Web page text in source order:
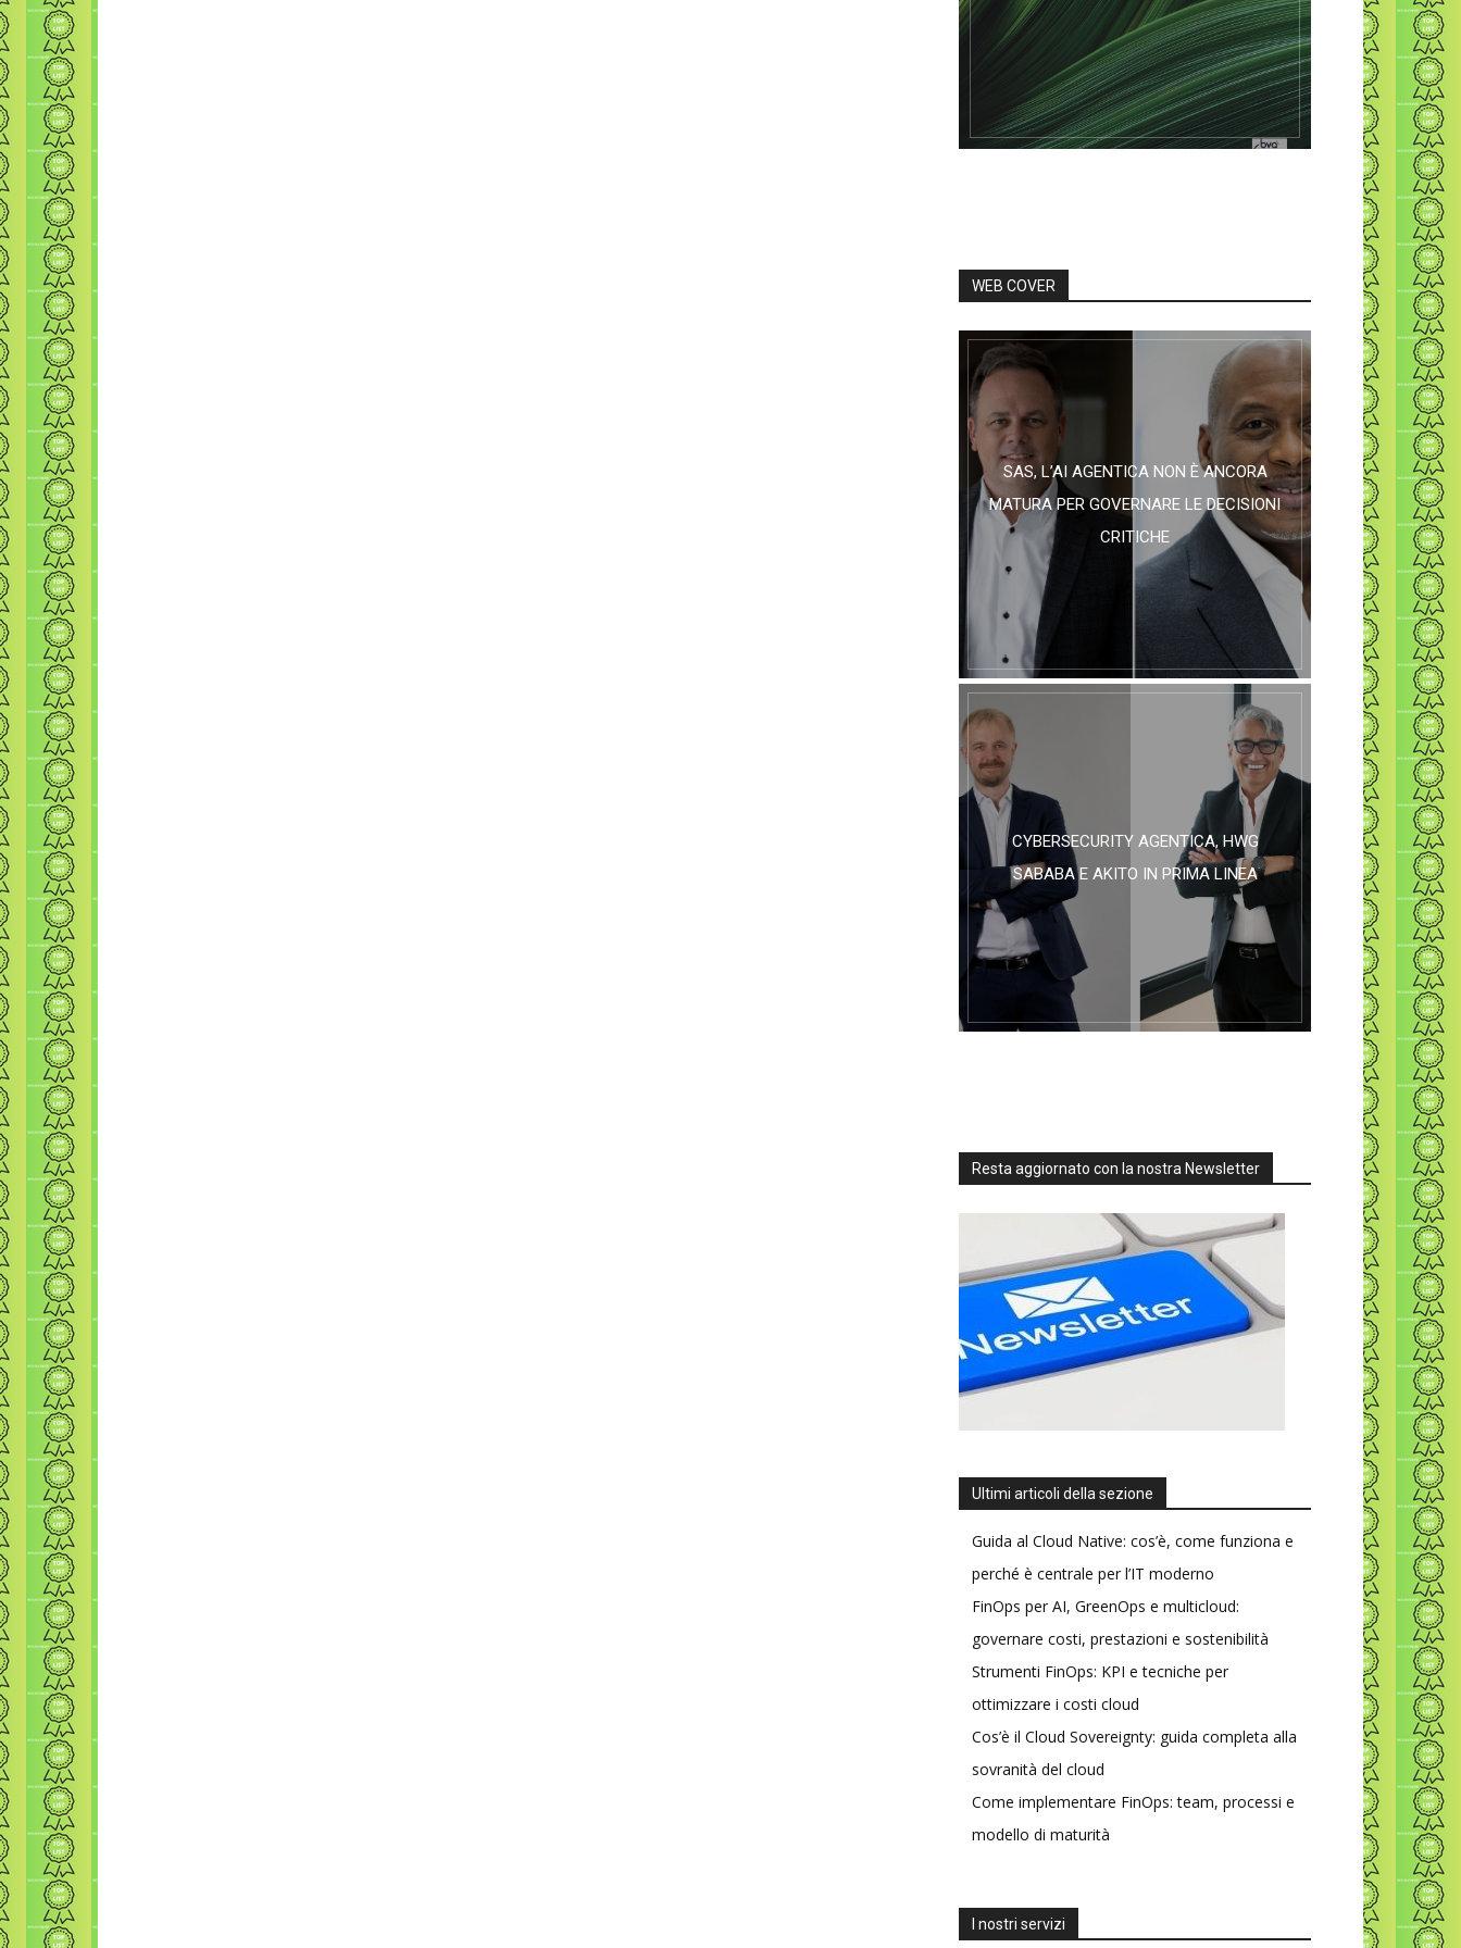
WEB COVER
SAS, L’AI AGENTICA NON È ANCORA
MATURA PER GOVERNARE LE DECISIONI
CRITICHE
CYBERSECURITY AGENTICA, HWG
SABABA E AKITO IN PRIMA LINEA
Resta aggiornato con la nostra Newsletter
Ultimi articoli della sezione
Guida al Cloud Native: cos’è, come funziona e
perché è centrale per l’IT moderno
FinOps per AI, GreenOps e multicloud:
governare costi, prestazioni e sostenibilità
Strumenti FinOps: KPI e tecniche per
ottimizzare i costi cloud
Cos’è il Cloud Sovereignty: guida completa alla
sovranità del cloud
Come implementare FinOps: team, processi e
modello di maturità
I nostri servizi